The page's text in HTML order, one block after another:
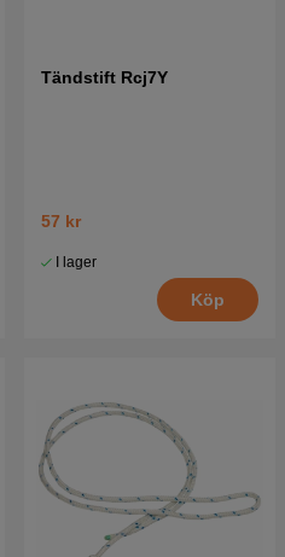
Tändstift Rcj7Y
57 kr
I lager
Köp